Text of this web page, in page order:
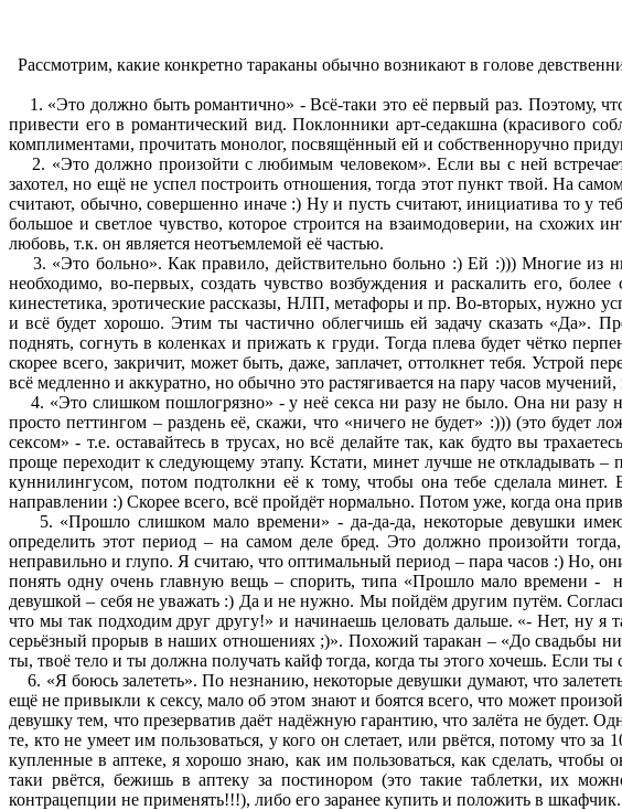
Рассмотрим, какие конкретно тараканы обычно возникают в голове
1. «Это должно быть романтично» - Всё-таки это её первый раз. Поэтому,
привести его в романтический вид. Поклонники арт-седакшна (красивого
комплиментами, прочитать монолог, посвящённый ей и собственноручно
2. «Это должно произойти с любимым человеком». Если вы с ней
захотел, но ещё не успел построить отношения, тогда этот пункт твой. На
считают, обычно, совершенно иначе :) Ну и пусть считают, инициатива то у
большое и светлое чувство, которое строится на взаимодоверии, на схожих
любовь, т.к. он является неотъемлемой её частью.
3. «Это больно». Как правило, действительно больно :) Ей :))) Многие из
необходимо, во-первых, создать чувство возбуждения и раскалить его,
кинестетика, эротические рассказы, НЛП, метафоры и пр. Во-вторых, нужно
и всё будет хорошо. Этим ты частично облегчишь ей задачу сказать «Да».
поднять, согнуть в коленках и прижать к груди. Тогда плева будет чётко
скорее всего, закричит, может быть, даже, заплачет, оттолкнет тебя. Устрой
всё медленно и аккуратно, но обычно это растягивается на пару часов
4. «Это слишком пошлогрязно» - у неё секса ни разу не было. Она ни разу
просто петтингом – раздень её, скажи, что «ничего не будет» :))) (это будет
сексом» - т.е. оставайтесь в трусах, но всё делайте так, как будто вы
проще переходит к следующему этапу. Кстати, минет лучше не откладывать –
куннилингусом, потом подтолкни её к тому, чтобы она тебе сделала
направлении :) Скорее всего, всё пройдёт нормально. Потом уже, когда она
5. «Прошло слишком мало времени» - да-да-да, некоторые девушки
определить этот период – на самом деле бред. Это должно произойти
неправильно и глупо. Я считаю, что оптимальный период – пара часов :) Но,
понять одну очень главную вещь – спорить, типа «Прошло мало времени -
девушкой – себя не уважать :) Да и не нужно. Мы пойдём другим путём.
что мы так подходим друг другу!» и начинаешь целовать дальше. «- Нет, ну я
серьёзный прорыв в наших отношениях ;)». Похожий таракан – «До свадьбы
ты, твоё тело и ты должна получать кайф тогда, когда ты этого хочешь. Если ты
6. «Я боюсь залететь». По незнанию, некоторые девушки думают, что
ещё не привыкли к сексу, мало об этом знают и боятся всего, что может
девушку тем, что презерватив даёт надёжную гарантию, что залёта не будет.
те, кто не умеет им пользоваться, у кого он слетает, или рвётся, потому что
купленные в аптеке, я хорошо знаю, как им пользоваться, как сделать,
таки рвётся, бежишь в аптеку за постинором (это такие таблетки, их
контрацепции не применять!!!), либо его заранее купить и положить в шкафчик.